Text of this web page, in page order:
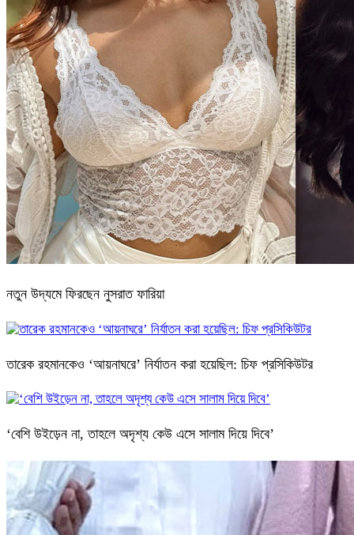
নতুন উদ্যমে ফিরছেন নুসরাত ফারিয়া
তারেক রহমানকেও ‘আয়নাঘরে’ নির্যাতন করা হয়েছিল: চিফ প্রসিকিউটর
‘বেশি উইড়েন না, তাহলে অদৃশ্য কেউ এসে সালাম দিয়ে দিবে’